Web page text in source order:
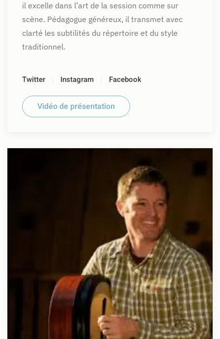
il excelle dans l’art de la session comme sur
scène. Pédagogue généreux, il transmet avec
clarté les subtilités du répertoire et du style
traditionnel.
Twitter Instagram Facebook
Vidéo de présentation